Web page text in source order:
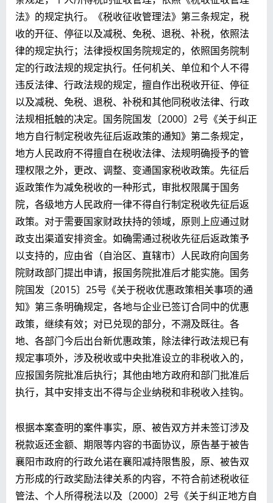
法》的规定执行。《税收征收管理法》第三条规定，税
收的开征、停征以及减税、免税、退税、补税，依照法
律的规定执行；法律授权国务院规定的，依照国务院制
定的行政法规的规定执行。任何机关、单位和个人不得
违反法律、行政法规的规定，擅自作出税收开征、停征
以及减税、免税、退税、补税和其他同税收法律、行政
法规相抵触的决定。国务院国发〔2000〕2号《关于纠正
地方自行制定税收先征后返政策的通知》第二条规定，
地方人民政府不得擅自在税收法律、法规明确授予的管
理权限之外，更改、调整、变通国家税收政策。先征后
返政策作为减免税收的一种形式，审批权限属于国务
院，各级地方人民政府一律不得自行制定税收先征后返
政策。对于需要国家财政扶持的领域，原则上应通过财
政支出渠道安排资金。如确需通过税收先征后返政策予
以支持的，应由省（自治区、直辖市）人民政府向国务
院财政部门提出申请，报国务院批准后才能实施。国务
院国发〔2015〕25号《关于税收优惠政策相关事项的通
知》第三条明确规定，各地与企业已签订合同中的优惠
政策，继续有效；对已兑现的部分，不溯及既往。各
地、各部门今后出台新优惠政策，除法律行政法规已有
规定事项外，涉及税收或中央批准设立的非税收入的，
应报国务院批准后执行；其他由地方政府和部门批准后
执行，其中安排支出不得与企业纳税和非税收入挂钩。
根据本案查明的案件事实，原、被告双方并未签订涉及
税款返还金额、期限等内容的书面协议，原告基于被告
襄阳市政府的行政允诺在襄阳减持限售股，原、被告双
方形成的行政奖励法律关系的内容，不符合前述税收征
管法、个人所得税法以及〔2000〕2号《关于纠正地方自